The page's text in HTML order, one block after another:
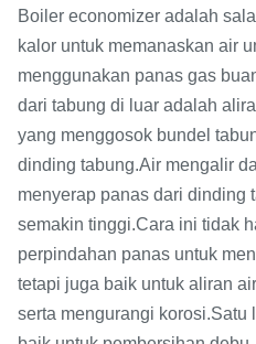
Boiler economizer adalah
kalor untuk memanaskan air
menggunakan panas gas
dari tabung di luar adalah
yang menggosok bundel
dinding tabung.Air mengalir
menyerap panas dari dinding
semakin tinggi.Cara ini tidak
perpindahan panas untuk
tetapi juga baik untuk aliran
serta mengurangi korosi.Satu